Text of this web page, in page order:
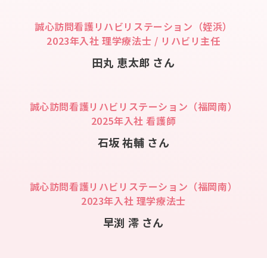
誠心訪問看護リハビリステーション（姪浜）
2023年入社 理学療法士 / リハビリ主任
田丸 恵太郎 さん
誠心訪問看護リハビリステーション（福岡南）
2025年入社 看護師
石坂 祐輔 さん
誠心訪問看護リハビリステーション（福岡南）
2023年入社 理学療法士
早渕 澪 さん